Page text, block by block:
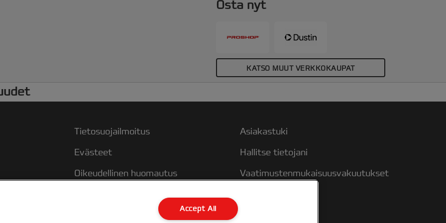
Osta nyt
KATSO MUUT VERKKOKAUPAT
Tietosuojailmoitus
Evästeet
Oikeudellinen huomautus
Asiakastuki
Hallitse tietojani
Vaatimustenmukaisuusvakuutukset
Accept All